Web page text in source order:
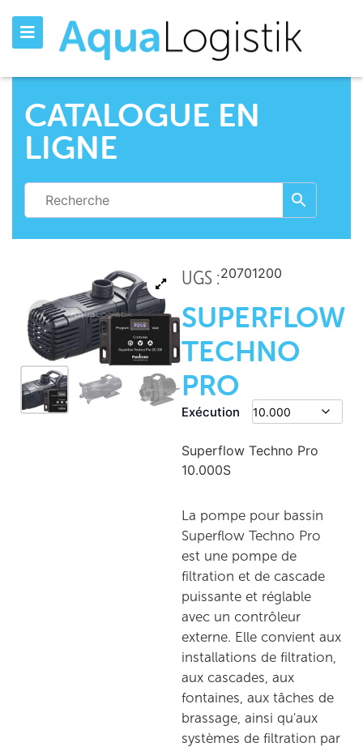
CATALOGUE EN
LIGNE
UGS :20701200
SUPERFLOW
TECHNO
PRO
Exécution
Superflow Techno Pro
10.000S
La pompe pour bassin
Superflow Techno Pro
est une pompe de
filtration et de cascade
puissante et réglable
avec un contrôleur
externe. Elle convient aux
installations de filtration,
aux cascades, aux
fontaines, aux tâches de
brassage, ainsi qu'aux
systèmes de filtration par